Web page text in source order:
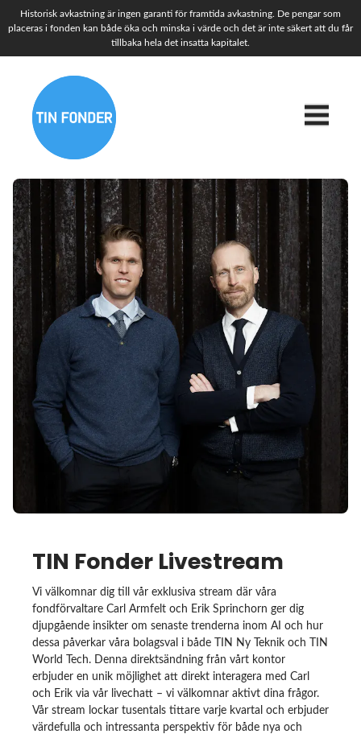
Historisk avkastning är ingen garanti för framtida avkastning. De pengar som
placeras i fonden kan både öka och minska i värde och det är inte säkert att du får
tillbaka hela det insatta kapitalet.
TIN Fonder Livestream
Vi välkomnar dig till vår exklusiva stream där våra
fondförvaltare Carl Armfelt och Erik Sprinchorn ger dig
djupgående insikter om senaste trenderna inom AI och hur
dessa påverkar våra bolagsval i både TIN Ny Teknik och TIN
World Tech. Denna direktsändning från vårt kontor
erbjuder en unik möjlighet att direkt interagera med Carl
och Erik via vår livechatt – vi välkomnar aktivt dina frågor.
Vår stream lockar tusentals tittare varje kvartal och erbjuder
värdefulla och intressanta perspektiv för både nya och